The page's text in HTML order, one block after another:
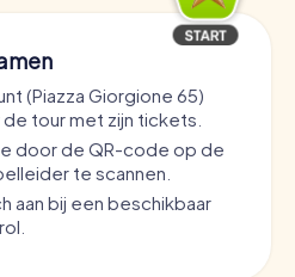
(Piazza Giorgione 65)
tour met zijn tickets.
door de QR-code op de
te scannen.
aan bij een beschikbaar